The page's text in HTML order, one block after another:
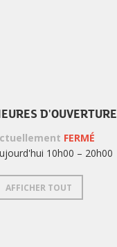
D'OUVERTURE
FERMÉ
10h00 – 20h00
AFFICHER TOUT